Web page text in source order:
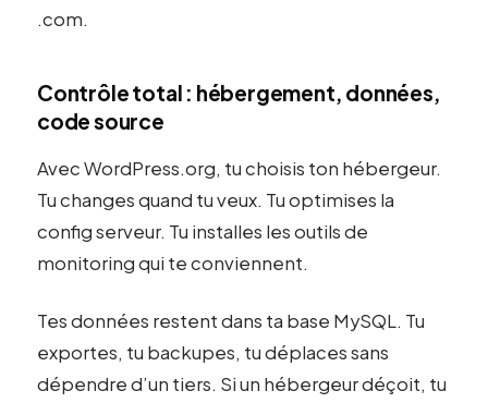
.com.
Contrôle total : hébergement, données,
code source
Avec WordPress.org, tu choisis ton hébergeur.
Tu changes quand tu veux. Tu optimises la
config serveur. Tu installes les outils de
monitoring qui te conviennent.
Tes données restent dans ta base MySQL. Tu
exportes, tu backupes, tu déplaces sans
dépendre d’un tiers. Si un hébergeur déçoit, tu